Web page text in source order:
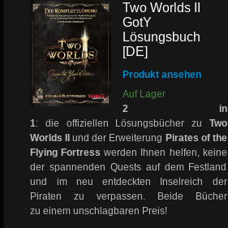
Two Worlds II
GotY
Lösungsbuch
[DE]
Produkt ansehen
Auf Lager
2 in
1: die offiziellen Lösungsbücher zu Two
Worlds II
und der Erweiterung Pirates of the
Flying Fortress werden Ihnen helfen, keine
der spannenden Quests auf dem Festland
und im neu entdeckten Inselreich der
Piraten zu verpassen. Beide Bücher
zu einem unschlagbaren Preis!